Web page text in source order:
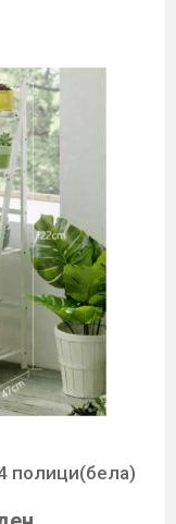
полици(бела)